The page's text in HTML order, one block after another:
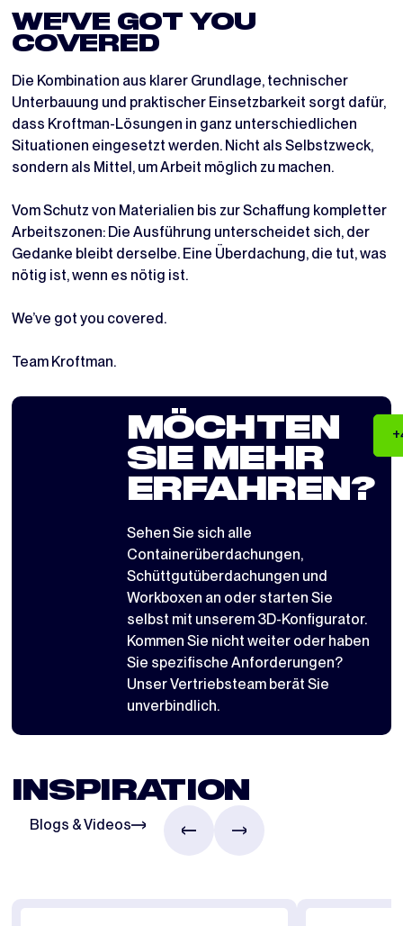
WE’VE GOT YOU
COVERED
Die Kombination aus klarer Grundlage, technischer
Unterbauung und praktischer Einsetzbarkeit sorgt dafür,
dass Kroftman-Lösungen in ganz unterschiedlichen
Situationen eingesetzt werden. Nicht als Selbstzweck,
sondern als Mittel, um Arbeit möglich zu machen.
Vom Schutz von Materialien bis zur Schaffung kompletter
Arbeitszonen: Die Ausführung unterscheidet sich, der
Gedanke bleibt derselbe. Eine Überdachung, die tut, was
nötig ist, wenn es nötig ist.
We’ve got you covered.
Team Kroftman.
MÖCHTEN
SIE MEHR
ERFAHREN?
Sehen Sie sich alle
Containerüberdachungen,
Schüttgutüberdachungen und
Workboxen an oder starten Sie
selbst mit unserem 3D-Konfigurator.
Kommen Sie nicht weiter oder haben
Sie spezifische Anforderungen?
Unser Vertriebsteam berät Sie
unverbindlich.
INSPIRATION
Blogs & Videos